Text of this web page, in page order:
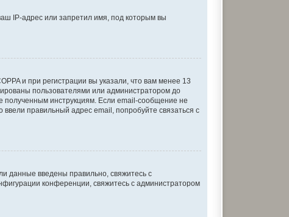
IP-адрес или запретил имя, под которым вы
и при регистрации вы указали, что вам менее 13
пользователями или администратором до
полученным инструкциям. Если email-сообщение не
правильный адрес email, попробуйте связаться с
данные введены правильно, свяжитесь с
конференции, свяжитесь с администратором